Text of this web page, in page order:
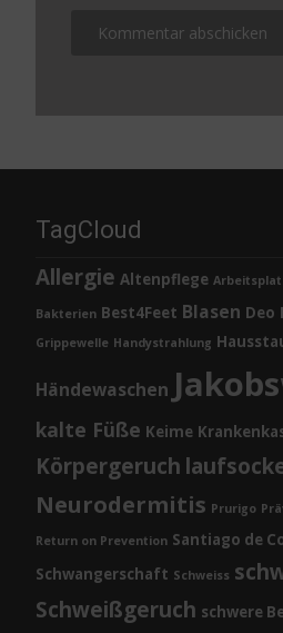
TagCloud
Allergie Altenpflege
Bakterien Best4Feet Blasen Deo
Grippewelle Handystrahlung
Händewaschen
kalte Füße Keime
Körpergeruch
Neurodermitis Prurigo
Return on Prevention Santiago de
Schwangerschaft Schweiss
Schweißgeruch schwere